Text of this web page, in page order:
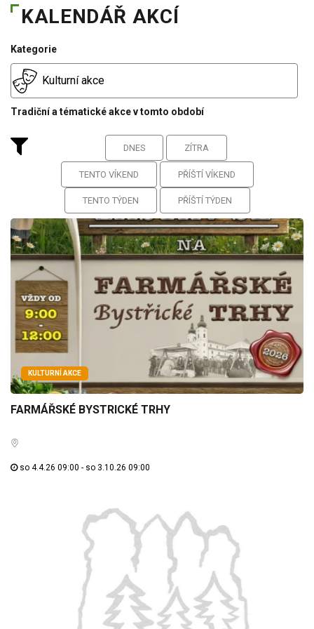
KALENDÁŘ AKCÍ
Kategorie
Kulturní akce
Tradiční a tématické akce v tomto období
DNES ZÍTRA
TENTO VÍKEND PŘÍŠTÍ VÍKEND
TENTO TÝDEN PŘÍŠTÍ TÝDEN
KULTURNÍ AKCE
FARMÁŘSKÉ BYSTRICKÉ TRHY
so 4.4.26 09:00 - so 3.10.26 09:00